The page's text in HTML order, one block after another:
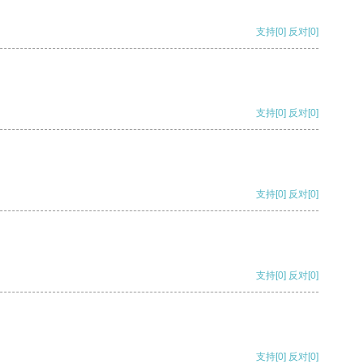
支持[0] 反对[0]
支持[0] 反对[0]
支持[0] 反对[0]
支持[0] 反对[0]
支持[0] 反对[0]